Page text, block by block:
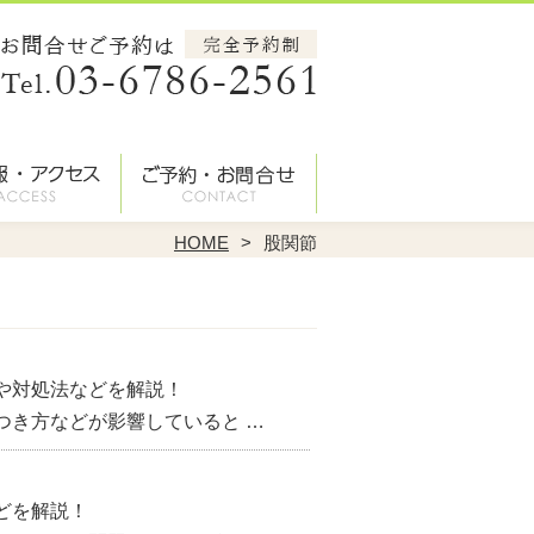
HOME 股関節
処法などを解説！
き方などが影響していると …
を解説！